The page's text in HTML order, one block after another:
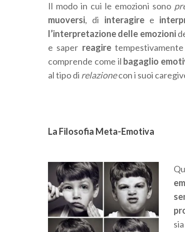
Il modo in cui le emozioni sono
muoversi, di interagire e
l’interpretazione delle emozioni
e saper reagire
comprende come il bagaglio
al tipo di relazionecon i suoi
La Filosofia Meta-Emotiva
sia